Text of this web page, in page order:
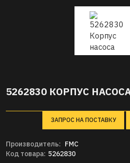
5262830 КОРПУС НАСОСА
ЗАПРОС НА ПОСТАВКУ
Производитель: FMC
Код товара: 5262830